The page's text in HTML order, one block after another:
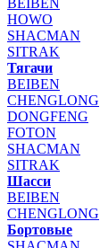
HOWO
SHACMAN
SITRAK
Тягачи
BEIBEN
CHENGLONG
DONGFENG
FOTON
SHACMAN
SITRAK
Шасси
BEIBEN
CHENGLONG
Бортовые